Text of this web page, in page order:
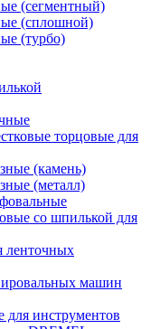
(сегментный)
(сплошной)
(турбо)
торцовые для
(камень)
(металл)
со шпилькой для
ленточных
машин
инструментов